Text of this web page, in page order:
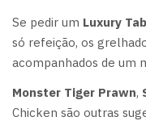
Se pedir um Luxury
só refeição, os
acompanhados de um
Monster Tiger Prawn,
Chicken são outras